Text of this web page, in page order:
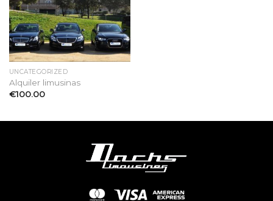
UNCATEGORIZED
Alquiler limusinas
€100.00